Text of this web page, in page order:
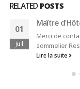
RELATED POSTS
01
Juil
Maître
Merci de
sommelier
Lire la suite